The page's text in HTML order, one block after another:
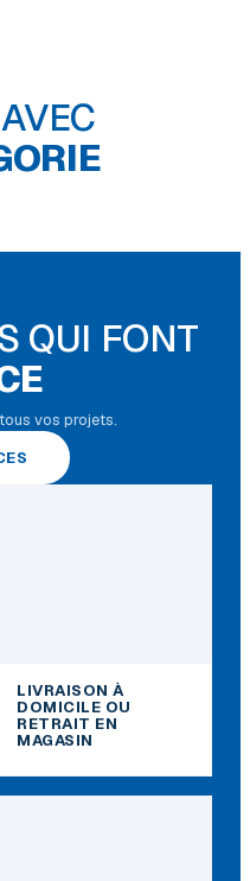
Lambris
QUI FONT
vos projets.
LIVRAISON À
DOMICILE OU
RETRAIT EN
MAGASIN